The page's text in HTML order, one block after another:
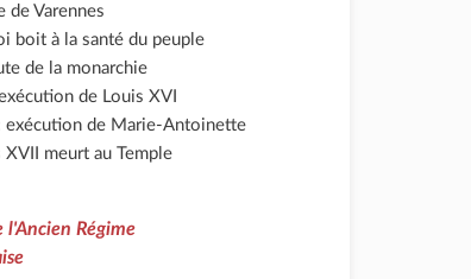
de Varennes
boit à la santé du peuple
de la monarchie
de Louis XVI
exécution de Marie-Antoinette
XVII meurt au Temple
l'Ancien Régime